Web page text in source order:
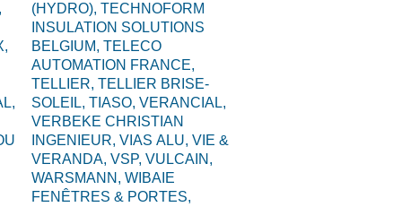
(HYDRO),TECHNOFORM
INSULATION SOLUTIONS
BELGIUM,TELECO
AUTOMATION FRANCE,
TELLIER,TELLIER BRISE-
SOLEIL,TIASO,VERANCIAL,
VERBEKE CHRISTIAN
INGENIEUR,VIAS ALU,VIE &
VERANDA,VSP,VULCAIN,
WARSMANN,WIBAIE
FENÊTRES & PORTES,